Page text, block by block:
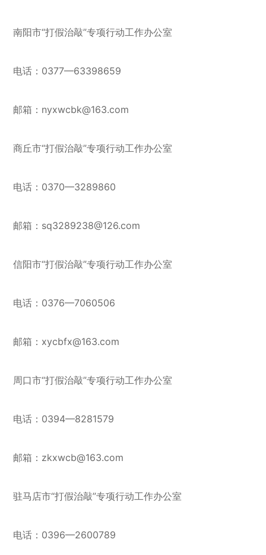
南阳市“打假治敲”专项行动工作办公室
电话：0377—63398659
邮箱：nyxwcbk@163.com
商丘市“打假治敲”专项行动工作办公室
电话：0370—3289860
邮箱：sq3289238@126.com
信阳市“打假治敲”专项行动工作办公室
电话：0376—7060506
邮箱：xycbfx@163.com
周口市“打假治敲”专项行动工作办公室
电话：0394—8281579
邮箱：zkxwcb@163.com
驻马店市“打假治敲”专项行动工作办公室
电话：0396—2600789